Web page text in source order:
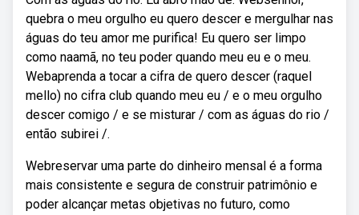
quebra o meu orgulho eu quero descer e mergulhar nas
águas do teu amor me purifica! Eu quero ser limpo
como naamã, no teu poder quando meu eu e o meu.
Webaprenda a tocar a cifra de quero descer (raquel
mello) no cifra club quando meu eu / e o meu orgulho
descer comigo / e se misturar / com as águas do rio /
então subirei /.
Webreservar uma parte do dinheiro mensal é a forma
mais consistente e segura de construir patrimônio e
poder alcançar metas objetivas no futuro, como